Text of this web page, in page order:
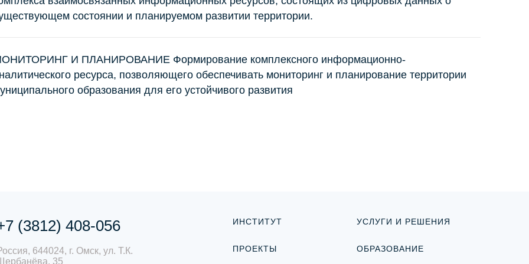
состоянии и планируемом развитии территории.
И ПЛАНИРОВАНИЕ Формирование комплексного информационно-
ресурса, позволяющего обеспечивать мониторинг и планирование территории
образования для его устойчивого развития
(3812) 408-056
644024, г. Омск, ул. Т.К.
Щербанёва, 35
ИНСТИТУТ
ПРОЕКТЫ
УСЛУГИ И РЕШЕНИЯ
ОБРАЗОВАНИЕ